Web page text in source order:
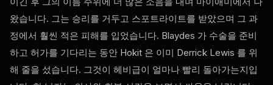
왔습니다. 그는 승리를 거두고 스포트라이트를 받았으며 그 과
정에서 훨씬 적은 피해를 입었습니다. Blaydes 가 수술을 준비
하고 허가를 기다리는 동안 Hokit 은 이미 Derrick Lewis 를 위
해 줄을 섰습니다. 그것이 헤비급이 얼마나 빨리 돌아가는지입